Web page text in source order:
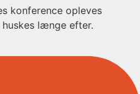
konference opleves
længe efter.